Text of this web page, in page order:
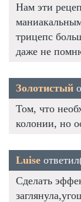
Нам эти
трицепс
даже не
Золотистый
Том, что
колонии, но
Luise
Сделать